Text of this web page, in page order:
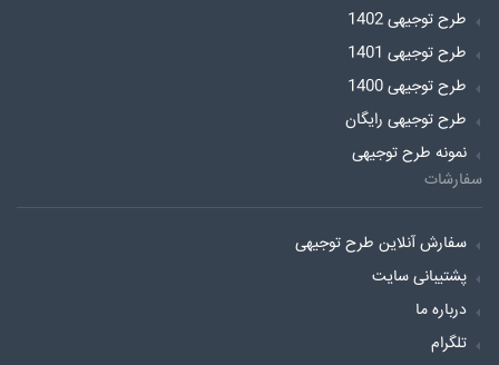
طرح توجیهی 1402
طرح توجیهی 1401
طرح توجیهی 1400
طرح توجیهی رایگان
نمونه طرح توجیهی
سفارشات
سفارش آنلاین طرح توجیهی
پشتیبانی سایت
درباره ما
تلگرام